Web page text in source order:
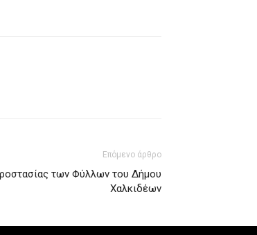
Επόμενο άρθρο
των Φύλλων του Δήμου
Χαλκιδέων